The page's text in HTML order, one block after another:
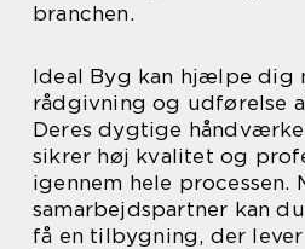
branchen.
Ideal Byg kan hjælpe dig
rådgivning og udførelse
Deres dygtige
sikrer høj kvalitet og
igennem hele processen.
samarbejdspartner kan
få en tilbygning, der